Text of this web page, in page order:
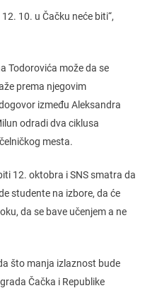
10. u Čačku neće biti“,
Todorovića može da se
prema njegovim
između Aleksandra
odradi dva ciklusa
mesta.
12. oktobra i SNS smatra da
studente na izbore, da će
da se bave učenjem a ne
što manja izlaznost bude
Čačka i Republike